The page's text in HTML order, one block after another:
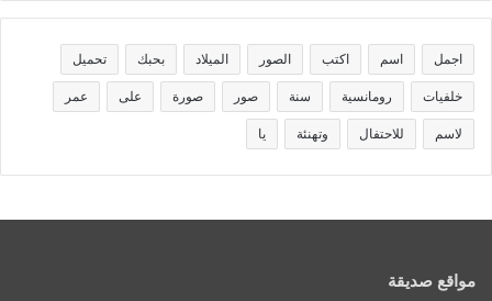
اجمل اسم اكتب الصور الميلاد بحبك تحميل
خلفيات رومانسية سنة صور صورة على عمر
لاسم للاحتفال وتهنئة يا
مواقع صديقة